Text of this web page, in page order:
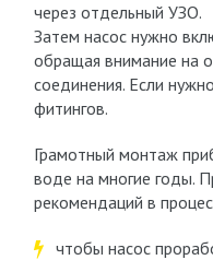
через отдельный УЗО.
Затем насос нужно
обращая внимание на
соединения. Если
фитингов.
Грамотный монтаж
воде на многие годы.
рекомендаций в
чтобы насос